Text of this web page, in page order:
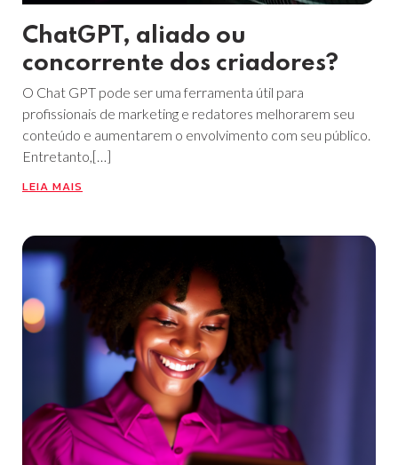
ChatGPT, aliado ou
concorrente dos criadores?
O Chat GPT pode ser uma ferramenta útil para
profissionais de marketing e redatores melhorarem seu
conteúdo e aumentarem o envolvimento com seu público.
Entretanto,[…]
LEIA MAIS